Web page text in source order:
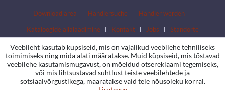
Download area Händlersuche
Händler werden
Kataloogide allalaadimine
Kontakt Jobs Standorte
Veebileht kasutab küpsiseid, mis on vajalikud veebilehe tehniliseks
toimimiseks ning mida alati määratakse. Muid küpsiseid, mis tõstavad
veebilehe kasutamismugavust, on mõeldud otsereklaami tegemiseks,
või mis lihtsustavad suhtlust teiste veebilehtede ja
sotsiaalvõrgustikega, määratakse vaid teie nõusoleku korral.